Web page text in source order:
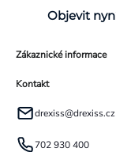
Objevit
Zákaznické informace
Kontakt
drexiss@drexiss.cz
702 930 400